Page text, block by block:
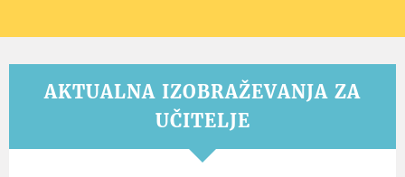
AKTUALNA IZOBRAŽEVANJA ZA
UČITELJE